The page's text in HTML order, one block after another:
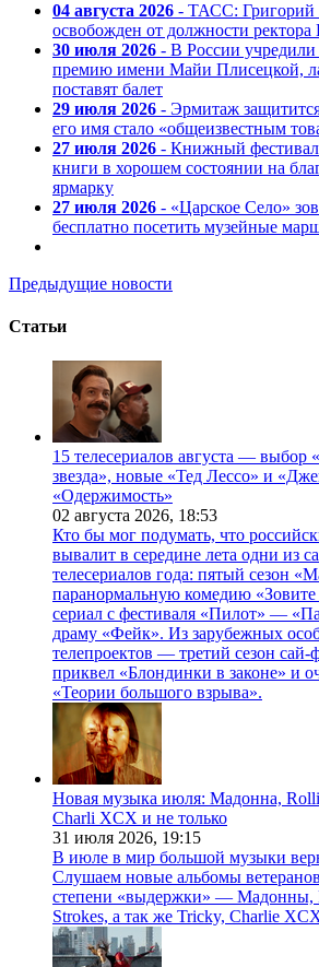
04 августа 2026 - ТАСС: Григорий
освобожден от должности
30 июля 2026 - В России
премию имени Майи Плисецкой,
поставят балет
29 июля 2026 - Эрмитаж
его имя стало «общеизвестным
27 июля 2026 - Книжный
книги в хорошем состоянии на
ярмарку
27 июля 2026 - «Царское Село»
бесплатно посетить музейные
Предыдущие новости
Статьи
15 телесериалов августа —
звезда», новые «Тед Лессо» и
«Одержимость»
02 августа 2026, 18:53
Кто бы мог подумать, что
вывалит в середине лета одни из
телесериалов года: пятый сезон
паранормальную комедию
сериал с фестиваля «Пилот» —
драму «Фейк». Из зарубежных
телепроектов — третий сезон сай-
приквел «Блондинки в законе» и
«Теории большого взрыва».
Новая музыка июля: Мадонна,
Charli XCX и не только
31 июля 2026, 19:15
В июле в мир большой музыки
Слушаем новые альбомы
степени «выдержки» — Мадонны,
Strokes, а так же Tricky, Charlie